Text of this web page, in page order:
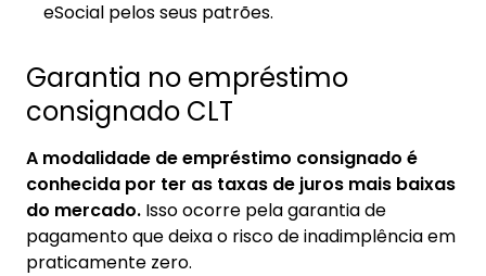
eSocial pelos seus patrões.
Garantia no empréstimo
consignado CLT
A modalidade de empréstimo consignado é
conhecida por ter as taxas de juros mais baixas
do mercado. Isso ocorre pela garantia de
pagamento que deixa o risco de inadimplência em
praticamente zero.